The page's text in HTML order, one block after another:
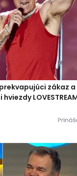
zákaz